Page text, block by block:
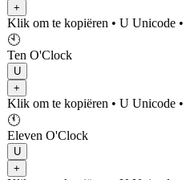
+
Klik om te kopiëren • U Unicode •
🕙
Ten O'Clock
U
+
Klik om te kopiëren • U Unicode •
🕚
Eleven O'Clock
U
+